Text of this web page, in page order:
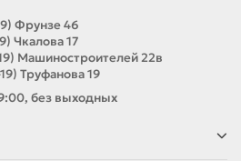
Фрунзе 46
Чкалова 17
Машиностроителей 22в
Труфанова 19
без выходных